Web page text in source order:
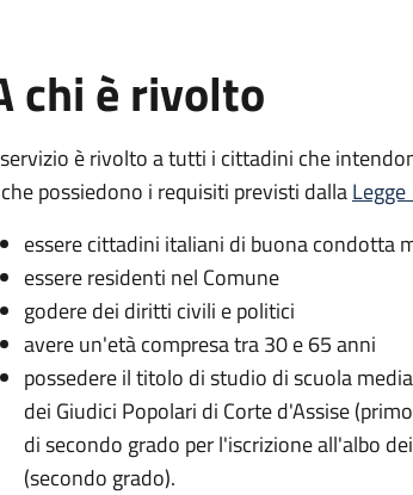
chi è rivolto
è rivolto a tutti i cittadini che
possiedono i requisiti previsti dalla
essere cittadini italiani di buona condotta
essere residenti nel Comune
godere dei diritti civili e politici
avere un'età compresa tra 30 e 65 anni
possedere il titolo di studio di scuola
dei Giudici Popolari di Corte d'Assise
di secondo grado per l'iscrizione all'albo
(secondo grado).